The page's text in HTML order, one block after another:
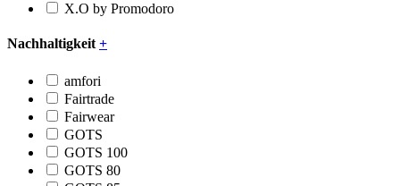
X.O by Promodoro
Nachhaltigkeit+
amfori
Fairtrade
Fairwear
GOTS
GOTS 100
GOTS 80